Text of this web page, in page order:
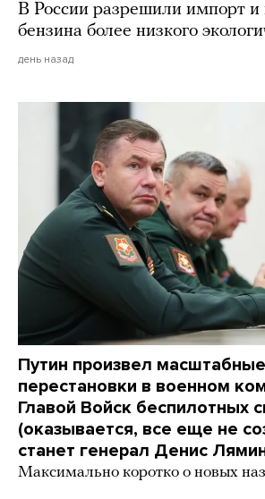
В России разрешили импорт и
бензина более низкого
день назад
Путин произвел масштабные
перестановки в военном
Главой Войск беспилотных
(оказывается, все еще не
станет генерал Денис
Максимально коротко о новых